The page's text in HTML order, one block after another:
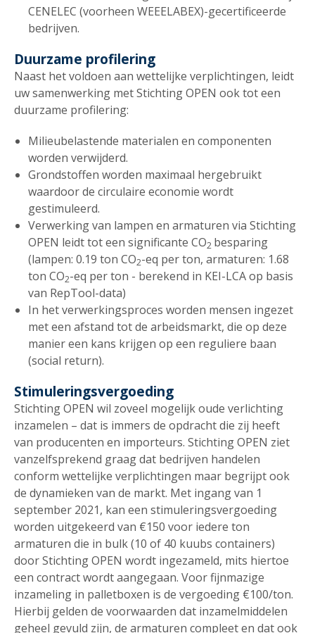
CENELEC (voorheen WEEELABEX)-gecertificeerde
bedrijven.
Duurzame profilering
Naast het voldoen aan wettelijke verplichtingen, leidt
uw samenwerking met Stichting OPEN ook tot een
duurzame profilering:
Milieubelastende materialen en componenten
worden verwijderd.
Grondstoffen worden maximaal hergebruikt
waardoor de circulaire economie wordt
gestimuleerd.
Verwerking van lampen en armaturen via Stichting
OPEN leidt tot een significante CO2 besparing
(lampen: 0.19 ton CO2-eq per ton, armaturen: 1.68
ton CO2-eq per ton - berekend in KEI-LCA op basis
van RepTool-data)
In het verwerkingsproces worden mensen ingezet
met een afstand tot de arbeidsmarkt, die op deze
manier een kans krijgen op een reguliere baan
(social return).
Stimuleringsvergoeding
Stichting OPEN wil zoveel mogelijk oude verlichting
inzamelen – dat is immers de opdracht die zij heeft
van producenten en importeurs. Stichting OPEN ziet
vanzelfsprekend graag dat bedrijven handelen
conform wettelijke verplichtingen maar begrijpt ook
de dynamieken van de markt. Met ingang van 1
september 2021, kan een stimuleringsvergoeding
worden uitgekeerd van €150 voor iedere ton
armaturen die in bulk (10 of 40 kuubs containers)
door Stichting OPEN wordt ingezameld, mits hiertoe
een contract wordt aangegaan. Voor fijnmazige
inzameling in palletboxen is de vergoeding €100/ton.
Hierbij gelden de voorwaarden dat inzamelmiddelen
geheel gevuld zijn, de armaturen compleet en dat ook